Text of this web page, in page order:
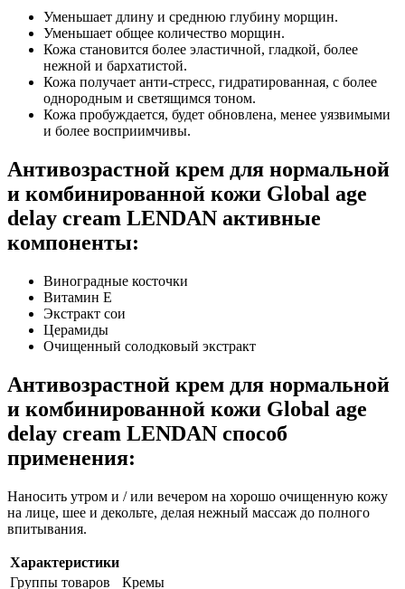
Уменьшает длину и среднюю глубину морщин.
Уменьшает общее количество морщин.
Кожа становится более эластичной, гладкой, более
нежной и бархатистой.
Кожа получает анти-стресс, гидратированная, с более
однородным и светящимся тоном.
Кожа пробуждается, будет обновлена, менее уязвимыми
и более восприимчивы.
Антивозрастной крем для нормальной
и комбинированной кожи Global age
delay cream LENDAN активные
компоненты:
Виноградные косточки
Витамин Е
Экстракт сои
Церамиды
Очищенный солодковый экстракт
Антивозрастной крем для нормальной
и комбинированной кожи Global age
delay cream LENDAN способ
применения:
Наносить утром и / или вечером на хорошо очищенную кожу
на лице, шее и декольте, делая нежный массаж до полного
впитывания.
Характеристики
Группы товаров
Кремы